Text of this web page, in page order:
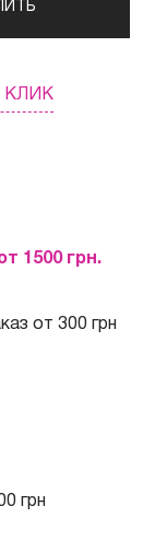
КЛИК
1500 грн.
от 300 грн
грн